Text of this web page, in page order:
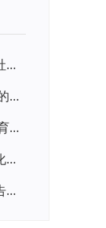
学习贯彻习近平新时代中国特色社会主义思想主题教育网络培训
★ 教育系统深入学习宣传贯彻党的二十大精神学习专题
★ 国家教育行政学院关于举办教育系统深入学习宣传贯彻党的二十大精神专题网络培训的通知
习近平：实施科教兴国战略，强化现代化建设人才支撑
张志勇：深刻理解党的二十大报告关于教育的新思想、新战略、新要求